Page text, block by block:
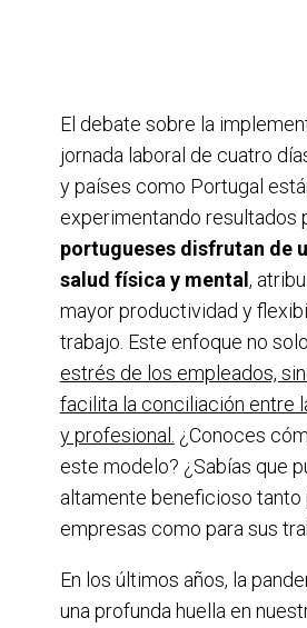
El debate sobre la
jornada laboral de cuatro
y países como Portugal
experimentando resultados
portugueses disfrutan de
salud física y mental,
mayor productividad y
trabajo. Este enfoque no solo
estrés de los empleados,
facilita la conciliación entre
y profesional. ¿Conoces
este modelo? ¿Sabías que
altamente beneficioso tanto
empresas como para sus
En los últimos años, la
una profunda huella en